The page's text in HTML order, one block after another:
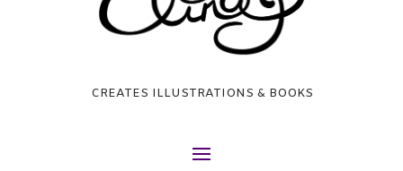
CREATES ILLUSTRATIONS & BOOKS